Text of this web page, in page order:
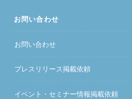
お問い合わせ
お問い合わせ
プレスリリース掲載依頼
イベント・セミナー情報掲載依頼